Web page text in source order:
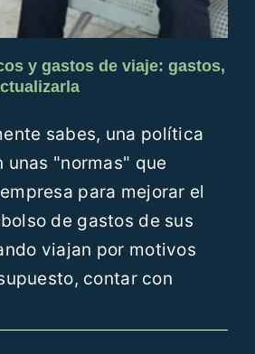
y gastos de viaje: gastos,
sabes, una política
unas "normas" que
para mejorar el
de gastos de sus
viajan por motivos
contar con
y cómo